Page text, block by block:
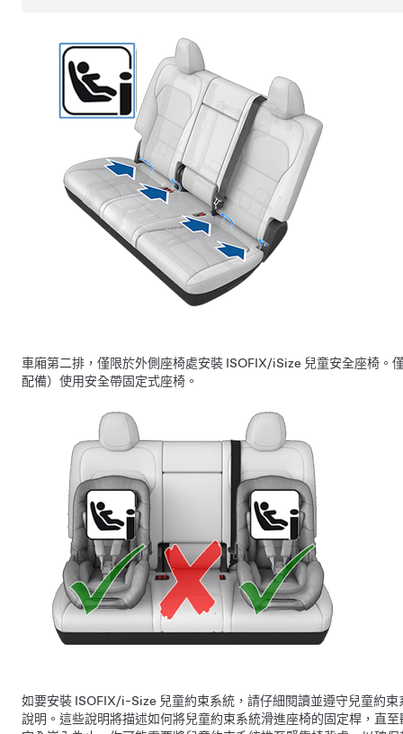
車廂第二排，僅限於外側座椅處安裝 ISOFIX/iSize 兒童安全座椅。
配備） 使用安全帶固定式座椅。
如要安裝 ISOFIX/i-Size 兒童約束系統，請仔細閱讀並遵守兒童約束
說明。這些說明將描述如何將兒童約束系統滑進座椅的固定桿，直